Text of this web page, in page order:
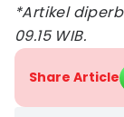
*Artikel
09.15 WIB.
Share Article